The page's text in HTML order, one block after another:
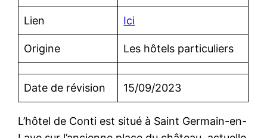
Lien Ici
Origine Les hôtels particuliers
Date de révision 15/09/2023
L’hôtel de Conti est situé à Saint Germain-en-